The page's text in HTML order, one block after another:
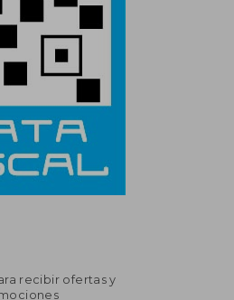
recibir ofertas y